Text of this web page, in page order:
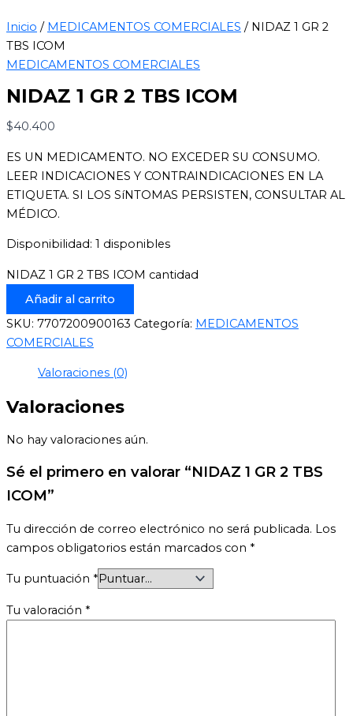
Inicio / MEDICAMENTOS COMERCIALES / NIDAZ 1 GR 2
TBS ICOM
MEDICAMENTOS COMERCIALES
NIDAZ 1 GR 2 TBS ICOM
$40.400
ES UN MEDICAMENTO. NO EXCEDER SU CONSUMO.
LEER INDICACIONES Y CONTRAINDICACIONES EN LA
ETIQUETA. SI LOS SíNTOMAS PERSISTEN, CONSULTAR AL
MÉDICO.
Disponibilidad: 1 disponibles
NIDAZ 1 GR 2 TBS ICOM cantidad
Añadir al carrito
SKU: 7707200900163 Categoría: MEDICAMENTOS
COMERCIALES
Valoraciones (0)
Valoraciones
No hay valoraciones aún.
Sé el primero en valorar “NIDAZ 1 GR 2 TBS
ICOM”
Tu dirección de correo electrónico no será publicada. Los
campos obligatorios están marcados con *
Tu puntuación *
Tu valoración *